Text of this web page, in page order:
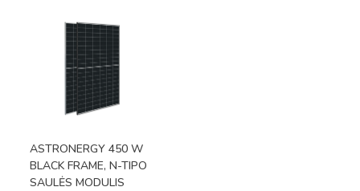
ASTRONERGY 450 W
BLACK FRAME, N-TIPO
SAULĖS MODULIS